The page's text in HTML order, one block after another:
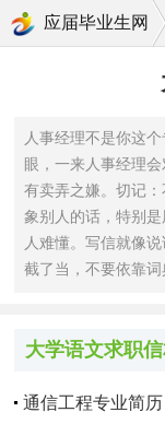
应届毕业生网
人事经理不是你这
眼，一来人事经理
有卖弄之嫌。切记
象别人的话，特别
人难懂。写信就像
截了当，不要依靠词
大学语文求职
通信工程专业简历